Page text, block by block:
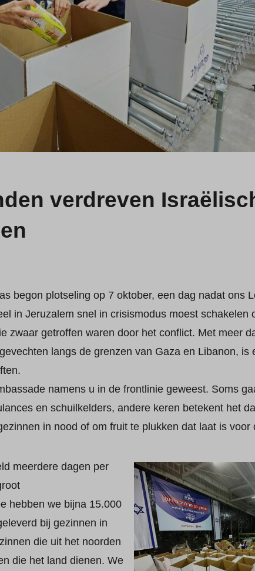
verdreven
begon plotseling op 7 oktober, een dag nadat ons
in Jeruzalem snel in crisismodus moest schakelen
zwaar getroffen waren door het conflict. Met meer
langs de grenzen van Gaza en Libanon, is
namens u in de frontlinie geweest. Soms
en schuilkelders, andere keren betekent het
in nood of om fruit te plukken dat laat is voor
meerdere dagen per
hebben we bijna 15.000
bij gezinnen in
die uit het noorden
die het land dienen. We